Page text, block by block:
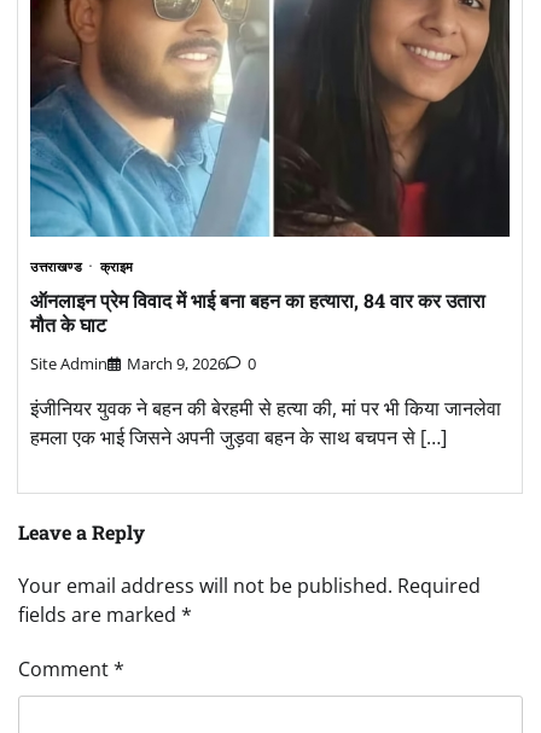
उत्तराखण्ड क्राइम
ऑनलाइन प्रेम विवाद में भाई बना बहन का हत्यारा, 84 वार कर उतारा
मौत के घाट
Site Admin March 9, 2026 0
इंजीनियर युवक ने बहन की बेरहमी से हत्या की, मां पर भी किया जानलेवा
हमला एक भाई जिसने अपनी जुड़वा बहन के साथ बचपन से […]
Leave a Reply
Your email address will not be published. Required
fields are marked *
Comment*